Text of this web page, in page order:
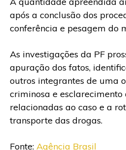
após a conclusão dos
conferência e pesagem do
As investigações da PF
apuração dos fatos,
outros integrantes de uma
criminosa e esclarecimento
relacionadas ao caso e a
transporte das drogas.
Fonte: Agência Brasil